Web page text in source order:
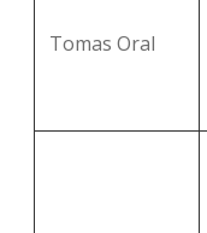
Tomas Oral